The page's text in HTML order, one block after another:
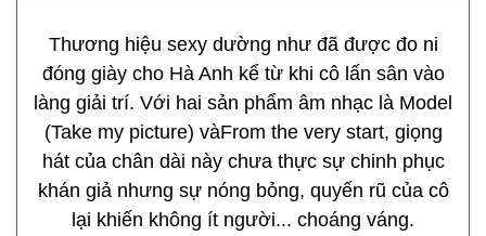
Thương hiệu sexy dường như đã được đo ni
đóng giày cho Hà Anh kể từ khi cô lấn sân vào
làng giải trí. Với hai sản phẩm âm nhạc là Model
(Take my picture) vàFrom the very start, giọng
hát của chân dài này chưa thực sự chinh phục
khán giả nhưng sự nóng bỏng, quyến rũ của cô
lại khiến không ít người... choáng váng.